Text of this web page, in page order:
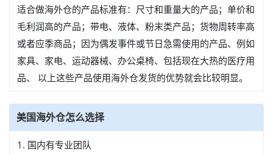
适合做海外仓的产品标准有：尺寸和重量大的产品；单价和
毛利润高的产品；带电、液体、粉末类产品；货物周转率高
或者应季商品；因为偶发事件或节日急需使用的产品、例如
家具、家电、运动器械、办公桌椅、包括现在大热的医疗用
品、 以上这些产品使用海外仓发货的优势就会比较明显。
美国海外仓怎么选择
1. 国内有专业团队